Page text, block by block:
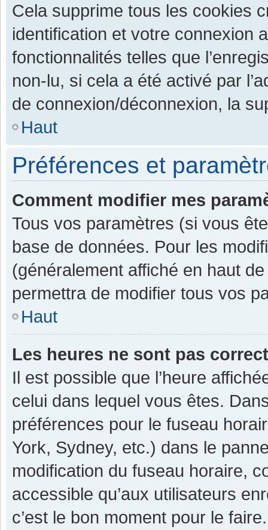
Cela supprime tous les cookies
identification et votre connexion
fonctionnalités telles que
non-lu, si cela a été activé par
de connexion/déconnexion, la
Haut
Préférences et
Comment modifier mes
Tous vos paramètres (si vous
base de données. Pour les
(généralement affiché en haut
permettra de modifier tous vos
Haut
Les heures ne sont pas
Il est possible que l’heure
celui dans lequel vous êtes.
préférences pour le fuseau
York, Sydney, etc.) dans le
modification du fuseau horaire,
accessible qu’aux utilisateurs
c’est le bon moment pour le faire.